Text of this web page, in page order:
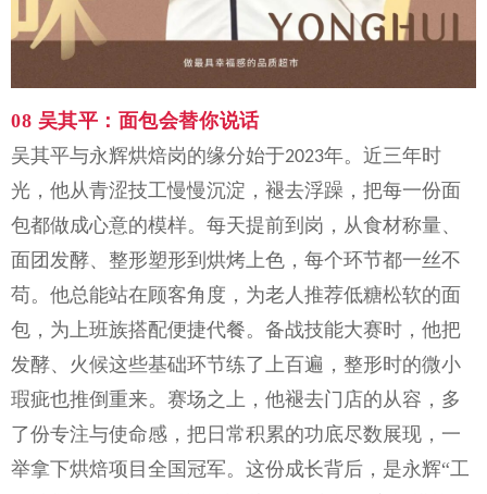
08 吴其平： 面包会替你说话
吴其平与永辉烘焙岗的缘分始于2023年。近三年时
光，他从青涩技工慢慢沉淀，褪去浮躁，把每一份面
包都做成心意的模样。每天提前到岗，从食材称量、
面团发酵、整形塑形到烘烤上色，每个环节都一丝不
苟。他总能站在顾客角度，为老人推荐低糖松软的面
包，为上班族搭配便捷代餐。备战技能大赛时，他把
发酵、火候这些基础环节练了上百遍，整形时的微小
瑕疵也推倒重来。赛场之上，他褪去门店的从容，多
了份专注与使命感，把日常积累的功底尽数展现，一
举拿下烘焙项目全国冠军。这份成长背后，是永辉“工